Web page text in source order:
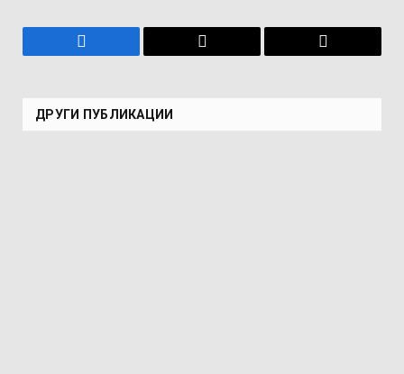
Facebook Имейл
Копирай
ДРУГИ ПУБЛИКАЦИИ